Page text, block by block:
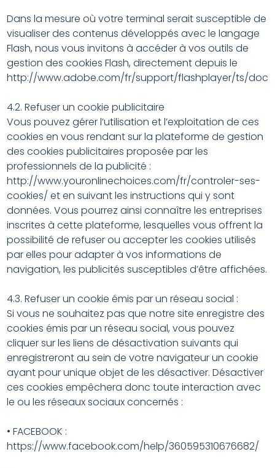
Dans la mesure où votre terminal serait susceptible de
visualiser des contenus développés avec le langage
Flash, nous vous invitons à accéder à vos outils de
gestion des cookies Flash, directement depuis le
http://www.adobe.com/fr/support/flashplayer/ts/
4.2. Refuser un cookie publicitaire
Vous pouvez gérer l’utilisation et l’exploitation de ces
cookies en vous rendant sur la plateforme de gestion
des cookies publicitaires proposée par les
professionnels de la publicité :
http://www.youronlinechoices.com/fr/controler-ses-
cookies/ et en suivant les instructions qui y sont
données. Vous pourrez ainsi connaître les entreprises
inscrites à cette plateforme, lesquelles vous offrent la
possibilité de refuser ou accepter les cookies utilisés
par elles pour adapter à vos informations de
navigation, les publicités susceptibles d’être affichées.
4.3. Refuser un cookie émis par un réseau social :
Si vous ne souhaitez pas que notre site enregistre des
cookies émis par un réseau social, vous pouvez
cliquer sur les liens de désactivation suivants qui
enregistreront au sein de votre navigateur un cookie
ayant pour unique objet de les désactiver. Désactiver
ces cookies empêchera donc toute interaction avec
le ou les réseaux sociaux concernés :
• FACEBOOK :
https://www.facebook.com/help/360595310676682/